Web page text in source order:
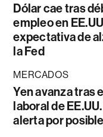
Dólar cae tras
empleo en
expectativa de
la Fed
MERCADOS
Yen avanza tras
laboral de
alerta por